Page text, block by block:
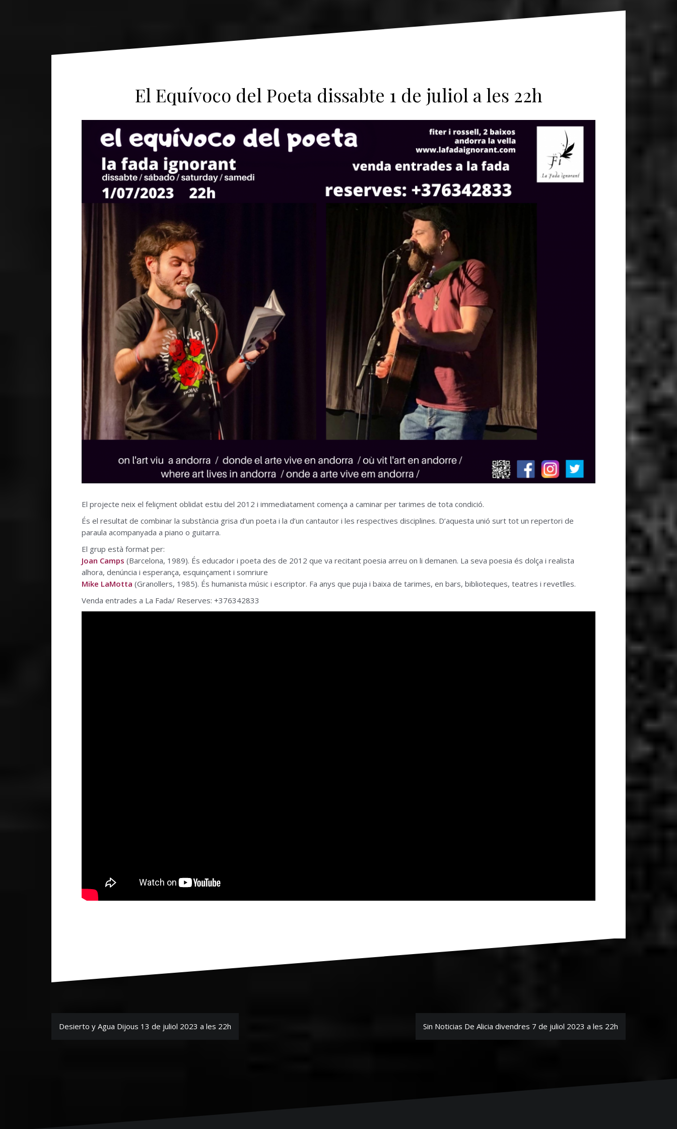
El Equívoco del Poeta dissabte 1 de juliol a les 22h
El projecte neix el feliçment oblidat estiu del 2012 i immediatament comença a caminar per tarimes de tota condició.
És el resultat de combinar la substància grisa d’un poeta i la d’un cantautor i les respectives disciplines. D’aquesta unió surt tot un repertori de
paraula acompanyada a piano o guitarra.
El grup està format per:
Joan Camps (Barcelona, 1989). És educador i poeta des de 2012 que va recitant poesia arreu on li demanen. La seva poesia és dolça i realista
alhora, denúncia i esperança, esquinçament i somriure
Mike LaMotta (Granollers, 1985). És humanista músic i escriptor. Fa anys que puja i baixa de tarimes, en bars, biblioteques, teatres i revetlles.
Venda entrades a La Fada/ Reserves: +376342833
Navegación
Desierto y Agua Dijous 13 de juliol 2023 a les 22h Sin Noticias De Alicia divendres 7 de juliol 2023 a les 22h